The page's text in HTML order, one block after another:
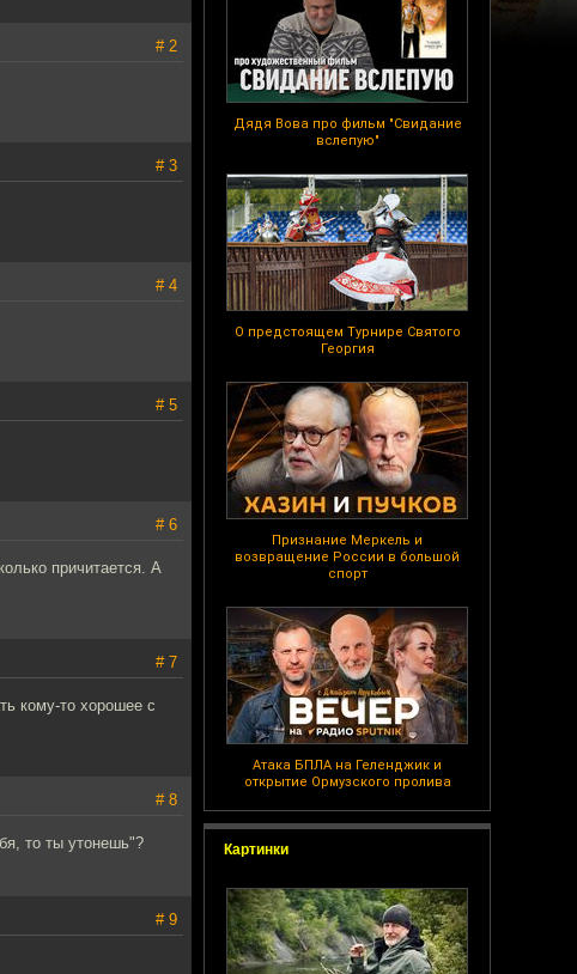
Дядя Вова про фильм "Свидание
вслепую"
О предстоящем Турнире Святого
Георгия
Признание Меркель и
возвращение России в большой
спорт
Атака БПЛА на Геленджик и
открытие Ормузского пролива
Картинки
# 2
# 3
# 4
# 5
# 6
причитается. А
# 7
кому-то хорошее с
# 8
то ты утонешь"?
# 9